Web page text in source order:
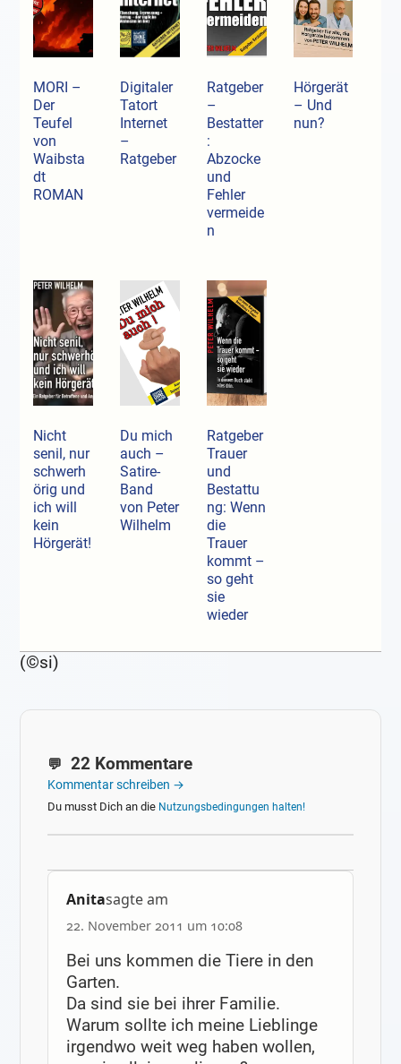
MORI –
Der
Teufel
von
Waibsta
dt
ROMAN
Digitaler
Tatort
Internet
–
Ratgeber
Ratgeber
–
Bestatter
:
Abzocke
und
Fehler
vermeide
n
Hörgerät
– Und
nun?
Nicht
senil, nur
schwerh
örig und
ich will
kein
Hörgerät!
Du mich
auch –
Satire-
Band
von Peter
Wilhelm
Ratgeber
Trauer
und
Bestattu
ng: Wenn
die
Trauer
kommt –
so geht
sie
wieder
(©si)
22 Kommentare
Kommentar schreiben →
Du musst Dich an die Nutzungsbedingungen halten!
Anitasagte am
22. November 2011 um 10:08
Bei uns kommen die Tiere in den
Garten.
Da sind sie bei ihrer Familie.
Warum sollte ich meine Lieblinge
irgendwo weit weg haben wollen,